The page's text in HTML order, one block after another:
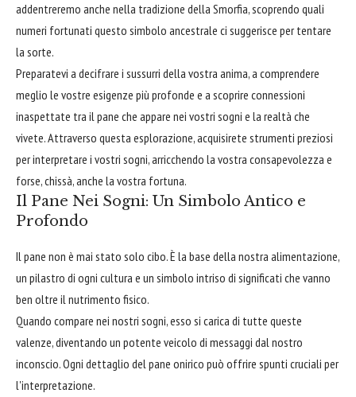
addentreremo anche nella tradizione della Smorfia, scoprendo quali
numeri fortunati questo simbolo ancestrale ci suggerisce per tentare
la sorte.
Preparatevi a decifrare i sussurri della vostra anima, a comprendere
meglio le vostre esigenze più profonde e a scoprire connessioni
inaspettate tra il pane che appare nei vostri sogni e la realtà che
vivete. Attraverso questa esplorazione, acquisirete strumenti preziosi
per interpretare i vostri sogni, arricchendo la vostra consapevolezza e
forse, chissà, anche la vostra fortuna.
Il Pane Nei Sogni: Un Simbolo Antico e
Profondo
Il pane non è mai stato solo cibo. È la base della nostra alimentazione,
un pilastro di ogni cultura e un simbolo intriso di significati che vanno
ben oltre il nutrimento fisico.
Quando compare nei nostri sogni, esso si carica di tutte queste
valenze, diventando un potente veicolo di messaggi dal nostro
inconscio. Ogni dettaglio del pane onirico può offrire spunti cruciali per
l'interpretazione.